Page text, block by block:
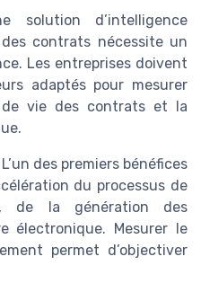
solution d’intelligence
contrats nécessite un
Les entreprises doivent
adaptés pour mesurer
vie des contrats et la
des premiers bénéfices
du processus de
de la génération des
électronique. Mesurer le
permet d’objectiver